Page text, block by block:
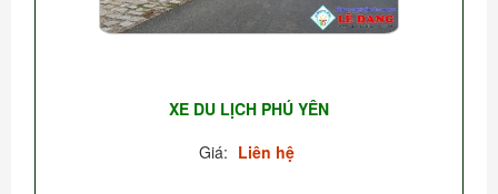
XE DU LỊCH PHÚ YÊN
Giá: Liên hệ